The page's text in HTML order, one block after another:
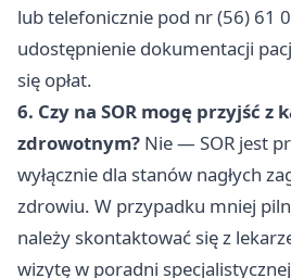
lub telefonicznie pod nr (56) 61
udostępnienie dokumentacji
się opłat.
6. Czy na SOR mogę przyjść
zdrowotnym? Nie — SOR jest
wyłącznie dla stanów nagłych
zdrowiu. W przypadku mniej
należy skontaktować się z
wizytę w poradni